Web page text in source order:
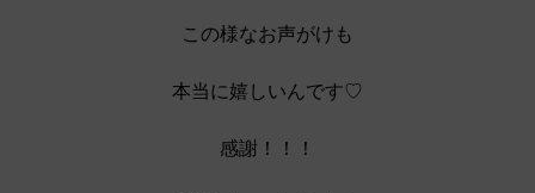
この様なお声がけも
本当に嬉しいんです♡
感謝！！！